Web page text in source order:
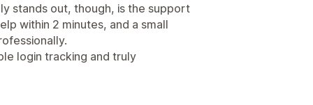
stands out, though, is the support
within 2 minutes, and a small
login tracking and truly